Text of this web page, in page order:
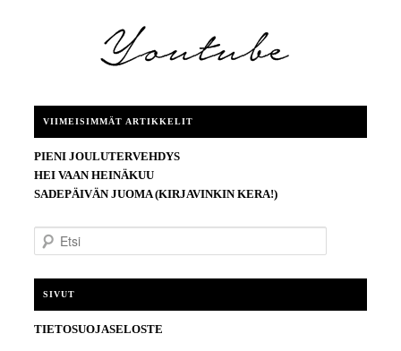
VIIMEISIMMÄT ARTIKKELIT
PIENI JOULUTERVEHDYS
HEI VAAN HEINÄKUU
SADEPÄIVÄN JUOMA (KIRJAVINKIN KERA!)
t
SIVUT
TIETOSUOJASELOSTE